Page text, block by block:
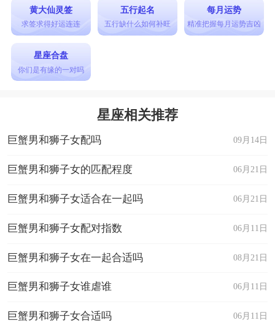
如此，双子座男生和处女座女生的思考逻辑还是大
不相同的。处女座女生坚持、奉行自己的认知准
则，而双子座的原则则富有弹性及可变性，有时甚
至会有双重标准。这对处女座而言，简直是要命
购物欲与活学活用能力，还是很吸引处女座女孩
的。所以如果想要使两人的感情长久维系下去，处
女座女生就要注意，少用实事求是的态度去苛求双
也要试着去了解处女女孩坚守的诚信准则，明白她
们并不是不知变通。
这两个星座相当配。
星座乐原创文章，转载需注明出处
黄大仙灵签
求签求得好运连连
五行起名
五行缺什么如何补旺
每月运势
精准把握每月运势吉凶
星座合盘
你们是有缘的一对吗
星座相关推荐
09月14日
巨蟹男和狮子女配吗
06月21日
巨蟹男和狮子女的匹配程度
06月21日
巨蟹男和狮子女适合在一起吗
06月11日
巨蟹男和狮子女配对指数
08月21日
巨蟹男和狮子女在一起合适吗
06月11日
巨蟹男和狮子女谁虐谁
06月11日
巨蟹男和狮子女合适吗